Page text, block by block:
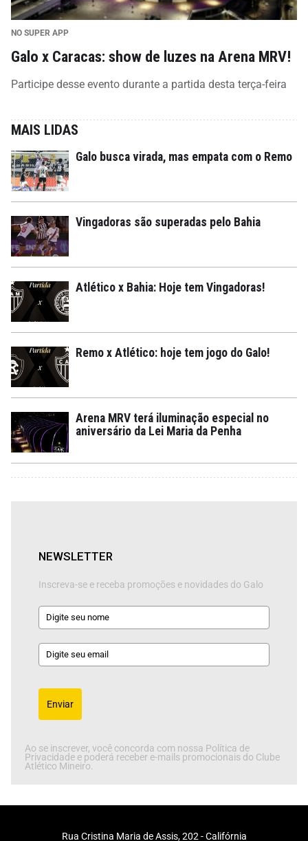
NO SUPER APP
Galo x Caracas: show de luzes na Arena MRV!
Participe desse evento durante a partida desta terça-feira
MAIS LIDAS
Galo busca virada, mas empata com o Remo
Vingadoras são superadas pelo Bahia
Atlético x Bahia: Hoje tem Vingadoras!
Remo x Atlético: hoje tem jogo do Galo!
Arena MRV terá iluminação especial no
aniversário da Lei Maria da Penha
NEWSLETTER
Inscreva-se e receba promoções e novidades do Galo
Enviar
Ao se inscrever, você concorda com nossa Política de
Privacidade e poderá receber e-mails promocionais do Clube
Atlético Mineiro.
Rua Cristina Maria de Assis, 202 - Califórnia